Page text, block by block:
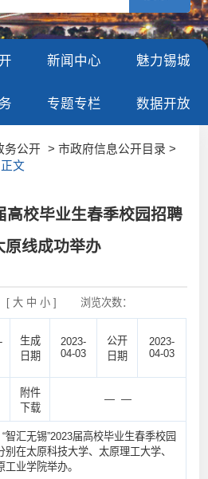
新闻中心 魅力锡城
专题专栏 数据开放
务公开
> 市政府信息公开目录 >
正文
高校毕业生春季校园招聘
原线成功举办
[ 大 中 小] 浏览次数：
生成
日期
2023-
04-03
公开
日期
2023-
04-03
附件
下载
— —
智汇无锡”2023届高校毕业生春季校园
别在太原科技大学、太原理工大学、
业学院举办。